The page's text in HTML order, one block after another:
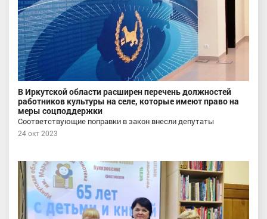
В Иркутской области расширен перечень должностей
работников культуры на селе, которые имеют право на
меры соцподдержки
Соответствующие поправки в закон внесли депутаты
24 окт 2023